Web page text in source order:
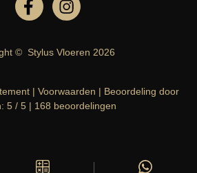
© Stylus Vloeren 2026
| Voorwaarden | Beoordeling door
5/ 5| 168 beoordelingen